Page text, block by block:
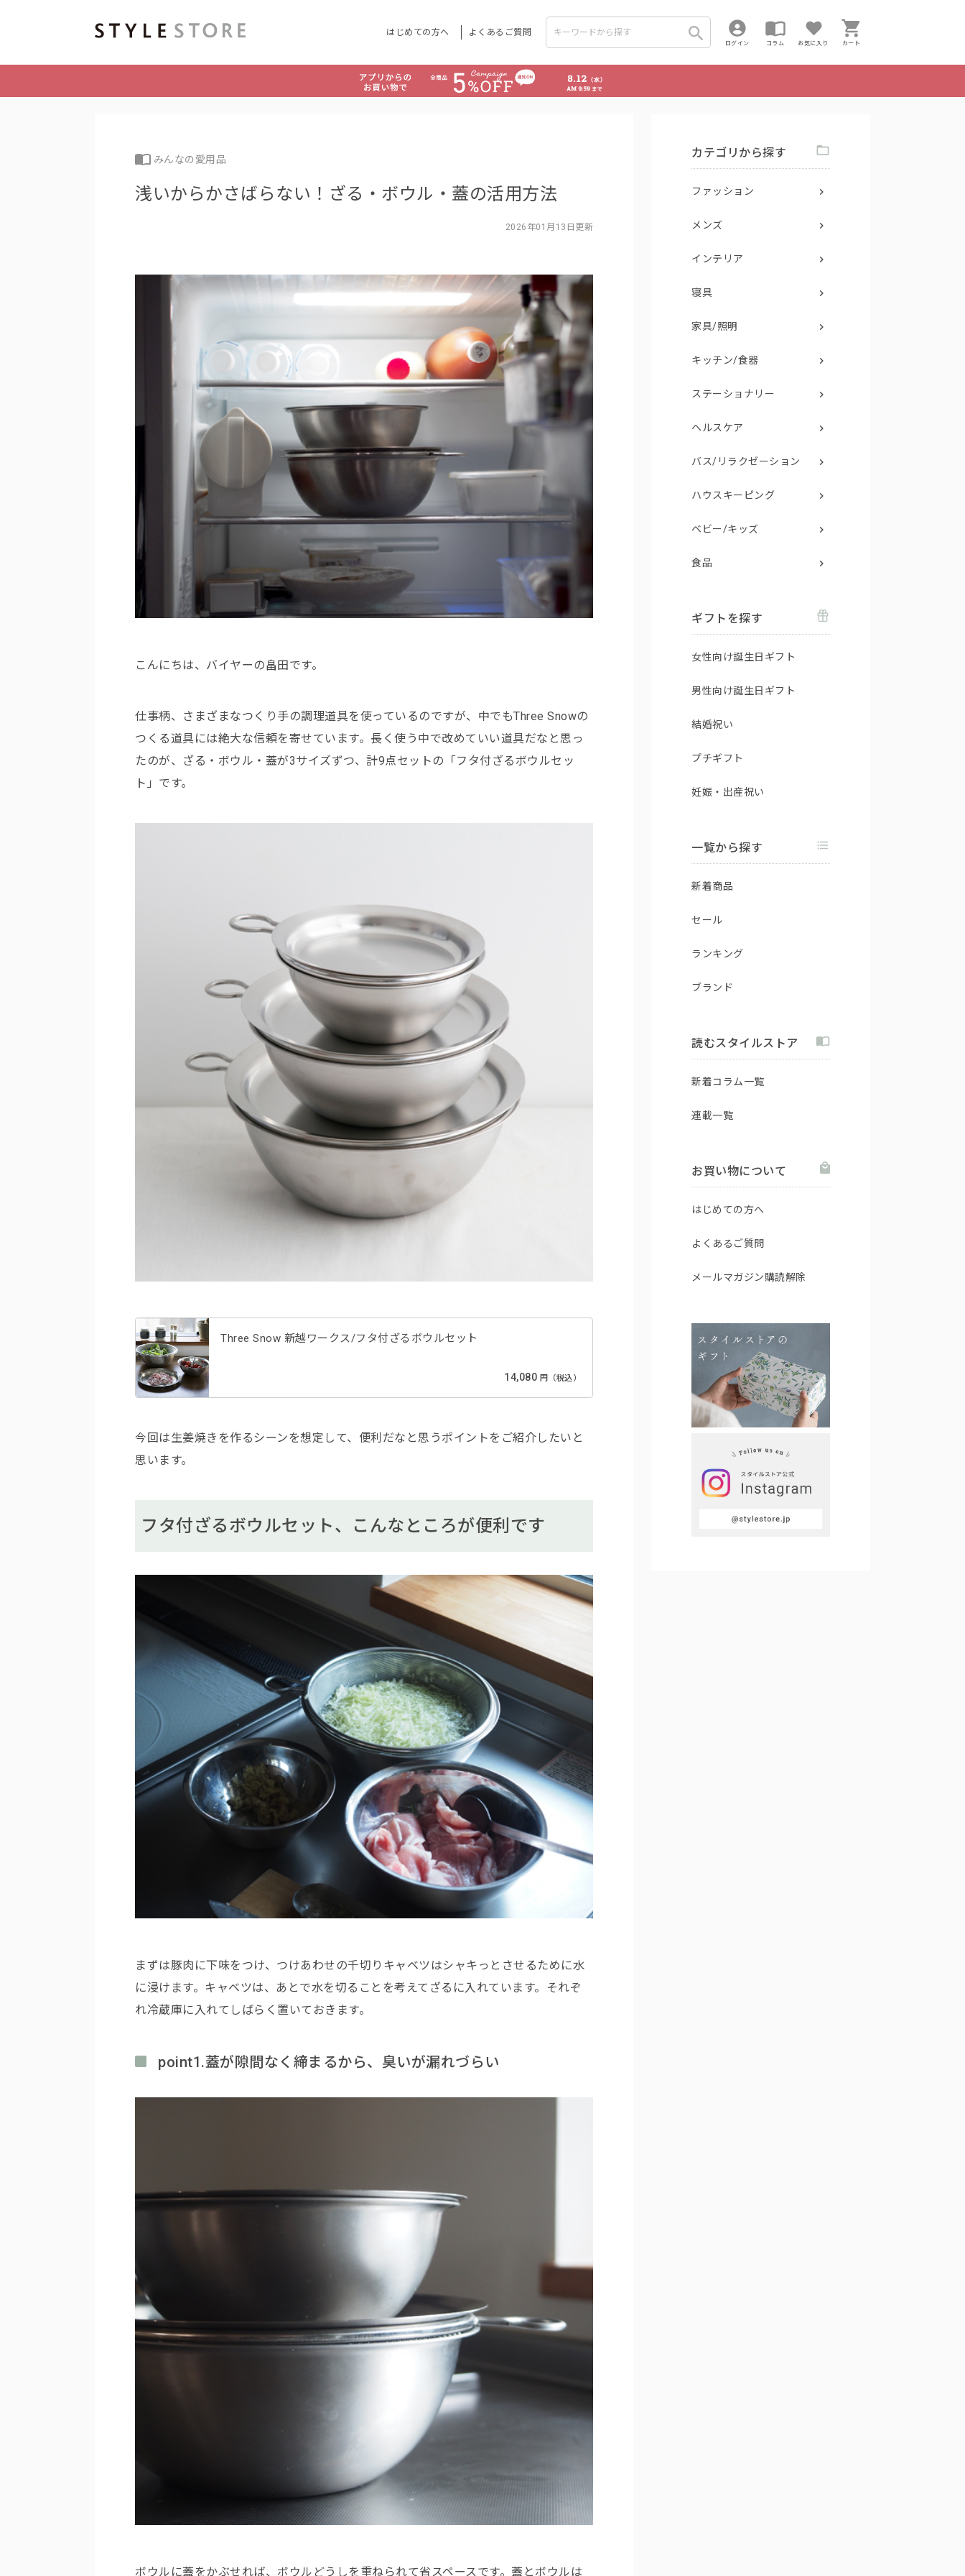
はじめての方へ よくあるご質問
ログイン コラム お気に入り カート
みんなの愛用品
浅いからかさばらない！ざる・ボウル・蓋の活用方法
2026年01月13日更新
こんにちは、バイヤーの畠田です。
仕事柄、さまざまなつくり手の調理道具を使っているのですが、中でもThree Snowの
つくる道具には絶大な信頼を寄せています。長く使う中で改めていい道具だなと思っ
たのが、ざる・ボウル・蓋が3サイズずつ、計9点セットの「フタ付ざるボウルセッ
ト」です。
Three Snow 新越ワークス/フタ付ざるボウルセット
14,080 円（税込）
今回は生姜焼きを作るシーンを想定して、便利だなと思うポイントをご紹介したいと
思います。
フタ付ざるボウルセット、こんなところが便利です
まずは豚肉に下味をつけ、つけあわせの千切りキャベツはシャキっとさせるために水
に浸けます。キャベツは、あとで水を切ることを考えてざるに入れています。それぞ
れ冷蔵庫に入れてしばらく置いておきます。
point1.蓋が隙間なく締まるから、臭いが漏れづらい
ボウルに蓋をかぶせれば、ボウルどうしを重ねられて省スペースです。蓋とボウルは
カテゴリから探す
ファッション
メンズ
インテリア
寝具
家具/照明
キッチン/食器
ステーショナリー
ヘルスケア
バス/リラクゼーション
ハウスキーピング
ベビー/キッズ
食品
ギフトを探す
女性向け誕生日ギフト
男性向け誕生日ギフト
結婚祝い
プチギフト
妊娠・出産祝い
一覧から探す
新着商品
セール
ランキング
ブランド
読むスタイルストア
新着コラム一覧
連載一覧
お買い物について
はじめての方へ
よくあるご質問
メールマガジン購読解除